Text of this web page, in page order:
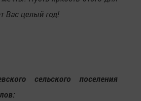
Вас целый год!
сельского поселения